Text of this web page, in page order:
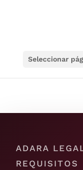
Seleccionar
ADARA
REQUISITOS